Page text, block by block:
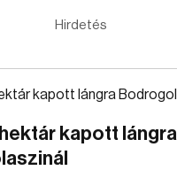
Hirdetés
kapott lángra